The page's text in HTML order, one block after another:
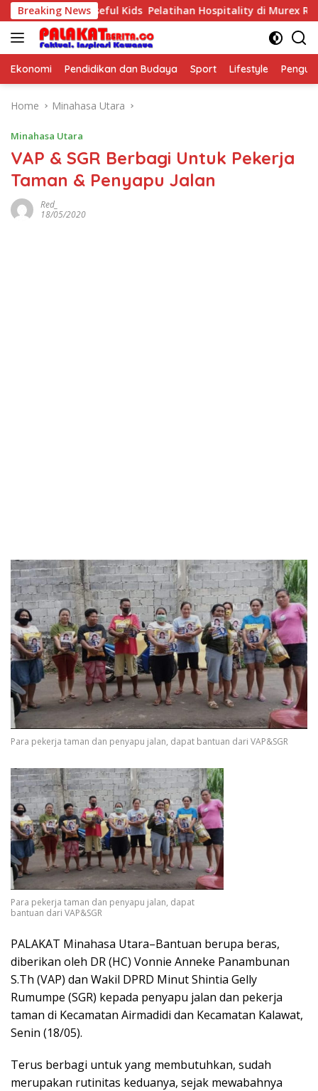
Skip
to
content
Breaking News
The Purposeful Kids Pelatihan Hospitality di Murex Resort
Ekonomi Pendidikan dan Budaya Sport Lifestyle
Home Minahasa Utara
Minahasa Utara
VAP & SGR Berbagi Untuk Pekerja
Taman & Penyapu Jalan
Red_
18/05/2020
Para pekerja taman dan penyapu jalan, dapat bantuan dari VAP&SGR
Para pekerja taman dan penyapu jalan, dapat
bantuan dari VAP&SGR
PALAKAT Minahasa Utara–Bantuan berupa beras,
diberikan oleh DR (HC) Vonnie Anneke Panambunan
S.Th (VAP) dan Wakil DPRD Minut Shintia Gelly
Rumumpe (SGR) kepada penyapu jalan dan pekerja
taman di Kecamatan Airmadidi dan Kecamatan Kalawat,
Senin (18/05).
Terus berbagi untuk yang membutuhkan, sudah
merupakan rutinitas keduanya, sejak mewabahnya